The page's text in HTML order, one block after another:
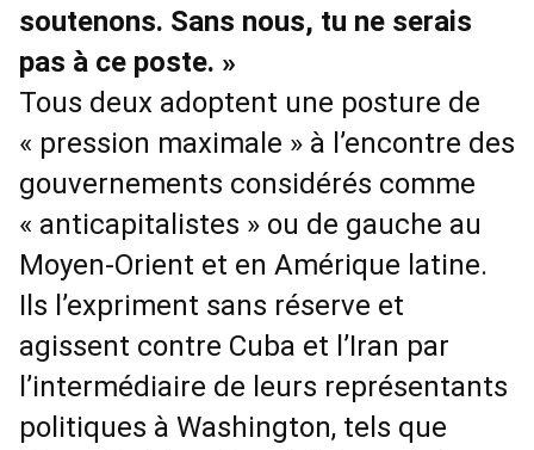
soutenons. Sans nous, tu ne serais
pas à ce poste. »
Tous deux adoptent une posture de
« pression maximale » à l’encontre des
gouvernements considérés comme
« anticapitalistes » ou de gauche au
Moyen-Orient et en Amérique latine.
Ils l’expriment sans réserve et
agissent contre Cuba et l’Iran par
l’intermédiaire de leurs représentants
politiques à Washington, tels que